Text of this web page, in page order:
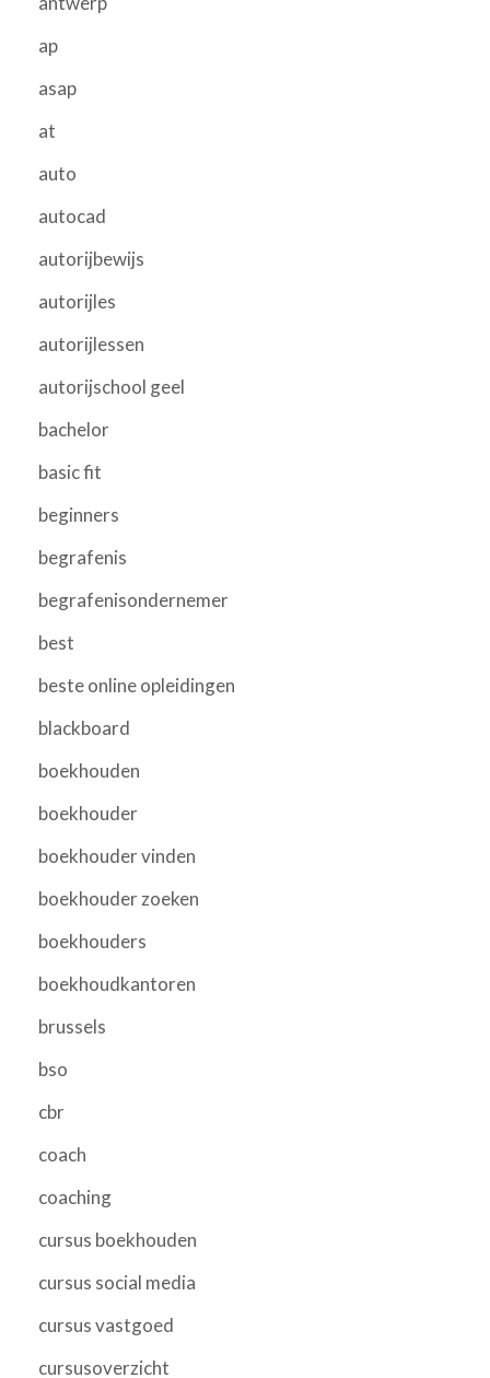
ap
asap
at
auto
autocad
autorijbewijs
autorijles
autorijlessen
autorijschool geel
bachelor
basic fit
beginners
begrafenis
begrafenisondernemer
best
beste online opleidingen
blackboard
boekhouden
boekhouder
boekhouder vinden
boekhouder zoeken
boekhouders
boekhoudkantoren
brussels
bso
cbr
coach
coaching
cursus boekhouden
cursus social media
cursus vastgoed
cursusoverzicht